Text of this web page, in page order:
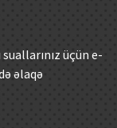
üçün e-
əlaqə